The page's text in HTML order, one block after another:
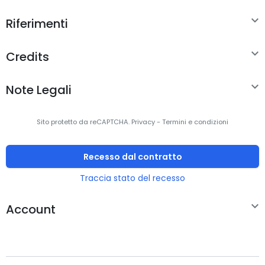
Più intelligente e conveniente
Funzionalità multitasking ottimizzate
- Tecnologia NFC multifunzionale*
- Blaster IR
eccellente feedback tattile
Riferimenti 
Credits 
Note Legali 
Sito protetto da reCAPTCHA. Privacy- Termini e condizioni
Recesso dal contratto
Traccia stato del recesso
Account 